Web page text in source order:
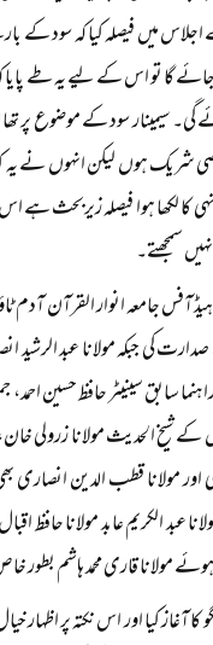
گوجرانوالہ کے اجلاس میں فیصلہ
کیا جائے گا تو اس کے لیے یہ
سیمینار سود کے موضوع پر
شریک ہوں لیکن انہوں نے یہ
لکھا ہوا فیصلہ زیربحث
سمجھتے۔
صدارت کی جبکہ مولانا عبد
سابق سینیٹر حافظ حسین
شیخ الحدیث مولانا زرولی
اور مولانا قطب الدین
عبد الکریم عابد مولانا حافظ
مولانا قاری محمد ہاشم بطور
کا آغاز کیا اور اس نکتہ پر